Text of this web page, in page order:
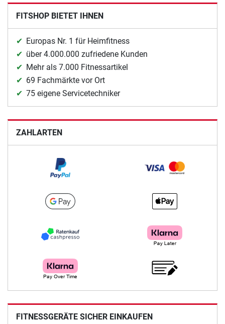
FITSHOP BIETET IHNEN
Europas Nr. 1 für Heimfitness
über 4.000.000 zufriedene Kunden
Mehr als 7.000 Fitnessartikel
69 Fachmärkte vor Ort
75 eigene Servicetechniker
ZAHLARTEN
FITNESSGERÄTE SICHER EINKAUFEN